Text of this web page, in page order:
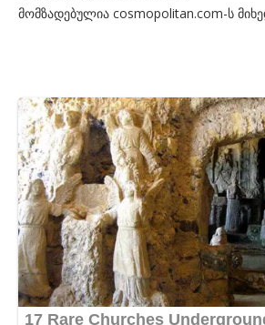
მომზადებულია cosmopolitan.com-ს